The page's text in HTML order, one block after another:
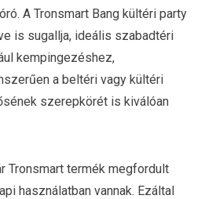
A Tronsmart Bang kültéri party
is sugallja, ideális szabadtéri
kempingezéshez,
a beltéri vagy kültéri
szerepkörét is kiválóan
Tronsmart termék megfordult
használatban vannak. Ezáltal